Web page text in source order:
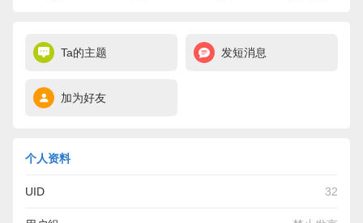
Ta的主题 发短消息
加为好友
个人资料
UID 32